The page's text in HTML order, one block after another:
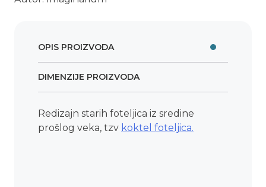
OPIS PROIZVODA
DIMENZIJE PROIZVODA
Redizajn starih foteljica iz sredine
prošlog veka, tzv koktel foteljica.